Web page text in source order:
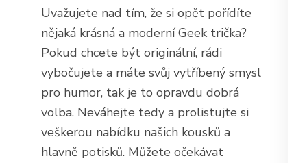
Uvažujete nad tím, že si opět pořídíte
nějaká krásná a moderníGeek trička?
Pokud chcete být originální, rádi
vybočujete a máte svůj vytříbený smysl
pro humor, tak je to opravdu dobrá
volba. Neváhejte tedy a prolistujte si
veškerou nabídku našich kousků a
hlavně potisků. Můžete očekávat